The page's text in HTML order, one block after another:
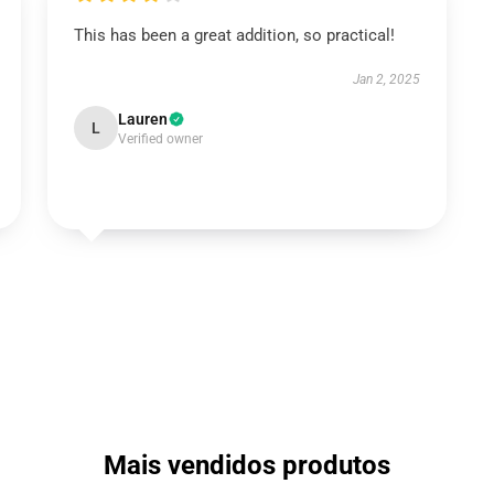
This has been a great addition, so practical!
Jan 2, 2025
L Lauren
Verified owner
Mais vendidos produtos